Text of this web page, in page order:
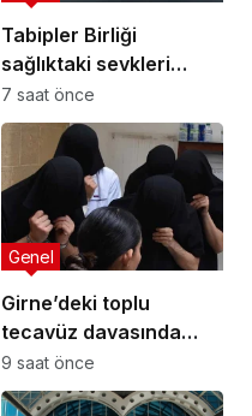
Tabipler Birliği
sağlıktaki sevkleri
eleştirdi: Harcamalar
kamuoyuyla
paylaşılmalı!
7 saat önce
Girne’deki toplu
tecavüz davasında
karar: 5 sanığa toplam
55 yıl hapis
Genel
9 saat önce